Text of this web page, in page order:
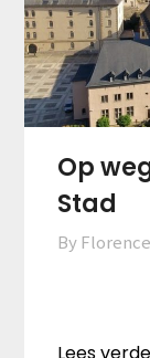
Op
Stad
By